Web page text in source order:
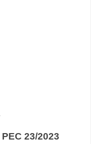
23/2023